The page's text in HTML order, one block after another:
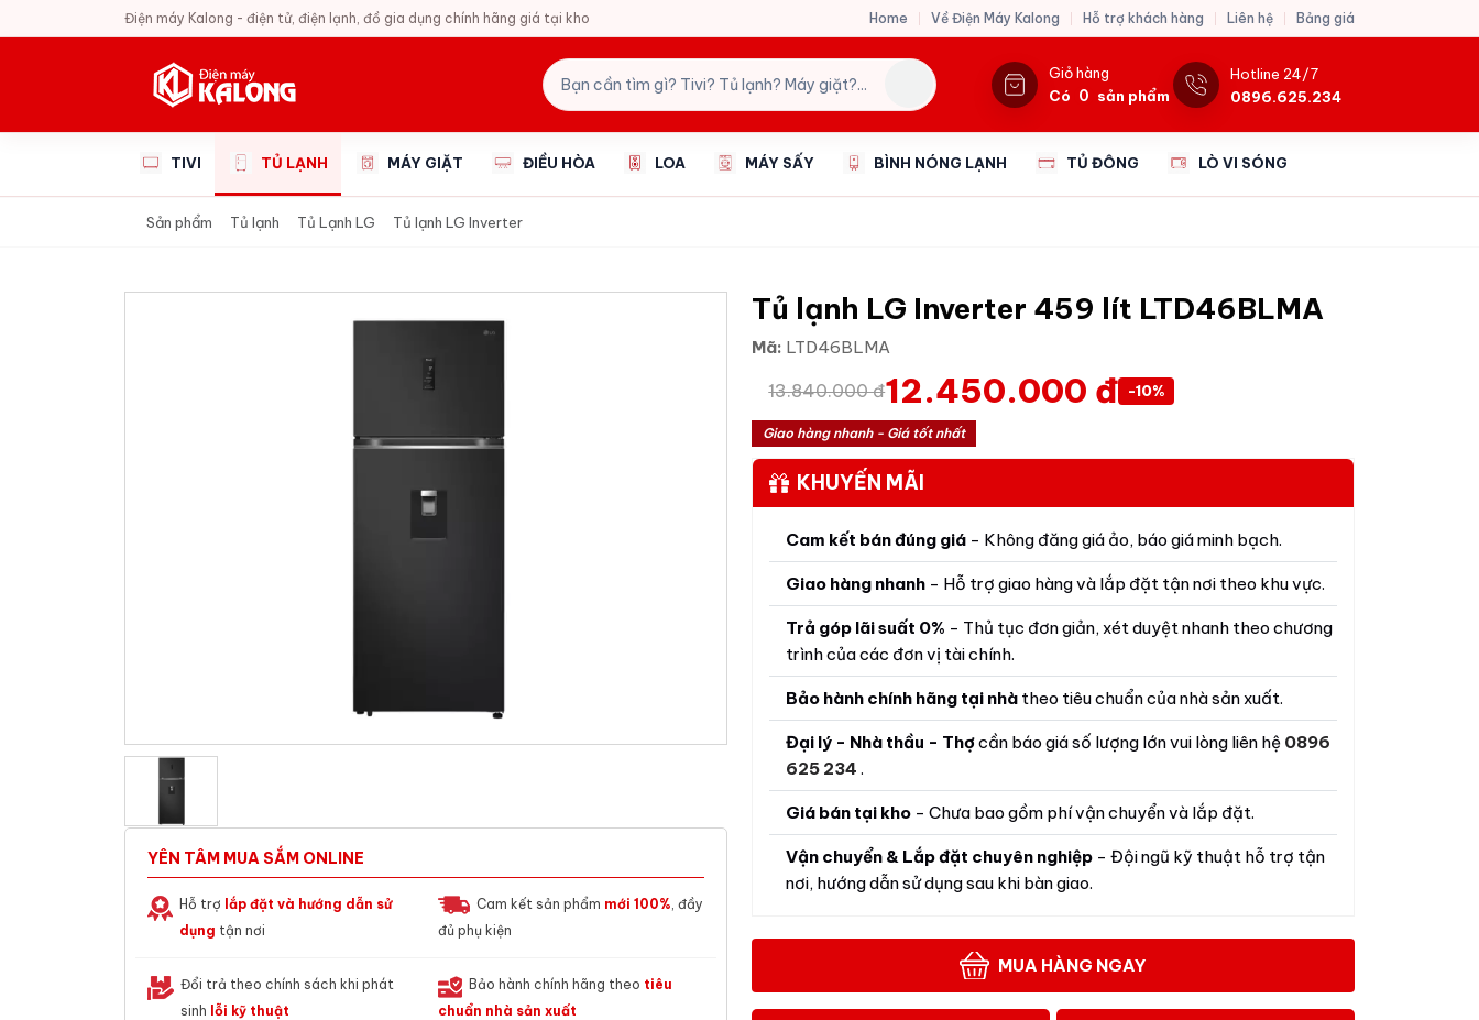
Điện máy Kalong - điện tử, điện lạnh, đồ gia dụng chính hãng giá tại kho Home Về Điện Máy Kalong Hỗ trợ khách hàng Liên hệ Bảng giá
Giỏ hàng
Có 0 sản phẩm
Hotline 24/7
0896.625.234
TIVI TỦ LẠNH MÁY GIẶT ĐIỀU HÒA LOA MÁY SẤY BÌNH NÓNG LẠNH TỦ ĐÔNG LÒ VI SÓNG
Sản phẩm Tủ lạnh Tủ Lạnh LG Tủ lạnh LG Inverter
YÊN TÂM MUA SẮM ONLINE
Hỗ trợ lắp đặt và hướng dẫn sử
dụng tận nơi
Cam kết sản phẩm mới 100% , đầy
đủ phụ kiện
Đổi trả theo chính sách khi phát
sinh lỗi kỹ thuật
Bảo hành chính hãng theo tiêu
chuẩn nhà sản xuất
Tủ lạnh LG Inverter 459 lít LTD46BLMA
Mã: LTD46BLMA
13.840.000 đ12.450.000 đ -10%
Giao hàng nhanh - Giá tốt nhất
KHUYẾN MÃI
Cam kết bán đúng giá - Không đăng giá ảo, báo giá minh bạch.
Giao hàng nhanh - Hỗ trợ giao hàng và lắp đặt tận nơi theo khu vực.
Trả góp lãi suất 0% - Thủ tục đơn giản, xét duyệt nhanh theo chương
trình của các đơn vị tài chính.
Bảo hành chính hãng tại nhà theo tiêu chuẩn của nhà sản xuất.
Đại lý - Nhà thầu - Thợcần báo giá số lượng lớn vui lòng liên hệ 0896
625 234.
Giá bán tại kho - Chưa bao gồm phí vận chuyển và lắp đặt.
Vận chuyển & Lắp đặt chuyên nghiệp - Đội ngũ kỹ thuật hỗ trợ tận
nơi, hướng dẫn sử dụng sau khi bàn giao.
MUA HÀNG NGAY